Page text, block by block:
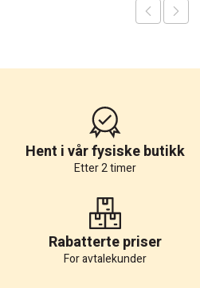
Hent i vår fysiske butikk
Etter 2 timer
Rabatterte priser
For avtalekunder